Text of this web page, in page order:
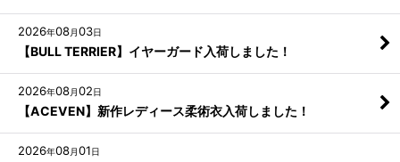
2026年08月03日
【BULL TERRIER】イヤーガード入荷しました！
2026年08月02日
【ACEVEN】新作レディース柔術衣入荷しました！
2026年08月01日